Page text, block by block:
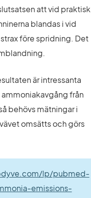
att vid praktisk
blandas i vid
före spridning. Det
är intressanta
från
behövs mätningar i
omsätts och görs
lp/pubmed-
emissions-